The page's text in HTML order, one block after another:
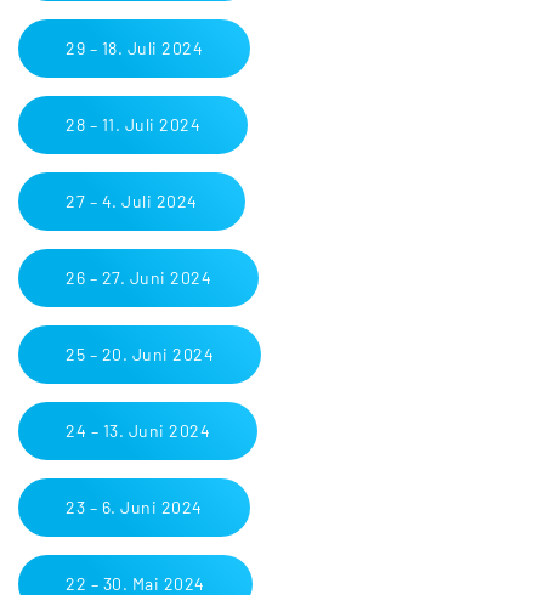
29 – 18. Juli 2024
28 – 11. Juli 2024
27 – 4. Juli 2024
26 – 27. Juni 2024
25 – 20. Juni 2024
24 – 13. Juni 2024
23 – 6. Juni 2024
22 – 30. Mai 2024